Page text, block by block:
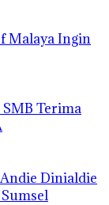
Malaya Ingin
Terima
Dinialdie